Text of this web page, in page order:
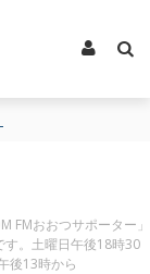
たいな…』にお応え
FMおおつサポーター」
。土曜日午後18時30
後13時から